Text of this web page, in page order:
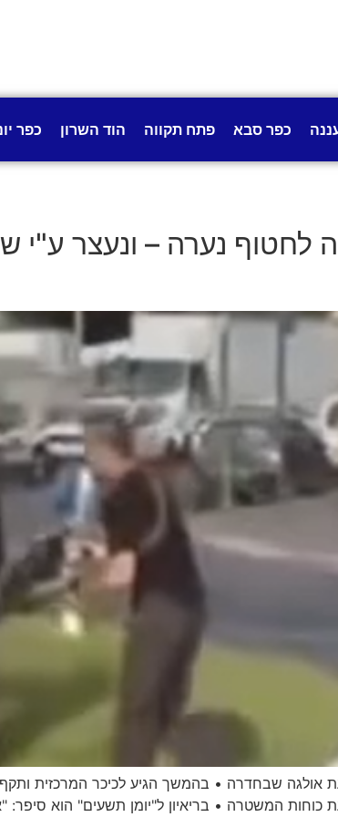
כפר סבא פתח תקווה הוד השרון כפר
לחטוף נערה – ונעצר ע"י
אולגה שבחדרה • בהמשך הגיע לכיכר המרכזית
המשטרה • בריאיון ל"יומן תשעים" הוא סיפר: